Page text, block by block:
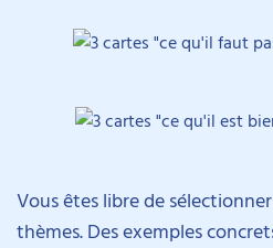
Vous êtes libre de
thèmes. Des exemples